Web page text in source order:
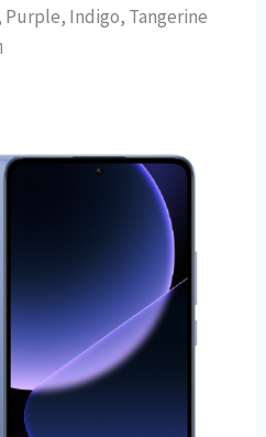
Purple, Indigo, Tangerine